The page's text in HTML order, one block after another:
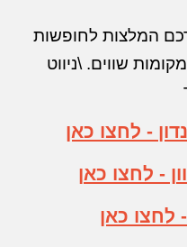
המלצות לחופשות
שווים. \ניווט
- לחצו כאן
- לחצו כאן
- לחצו כאן